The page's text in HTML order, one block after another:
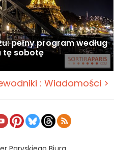
pełny program według
tę sobotę
: Wiadomości >